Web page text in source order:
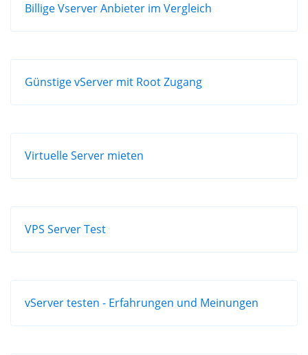
Billige Vserver Anbieter im Vergleich
Günstige vServer mit Root Zugang
Virtuelle Server mieten
VPS Server Test
vServer testen - Erfahrungen und Meinungen